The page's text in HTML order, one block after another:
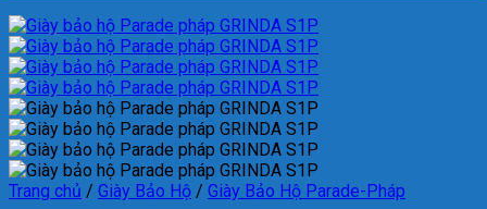
Trang chủ / Giày Bảo Hộ / Giày Bảo Hộ Parade-Pháp